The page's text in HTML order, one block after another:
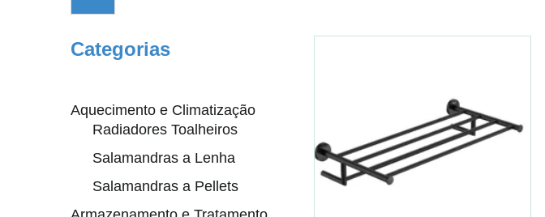
Categorias
Aquecimento e Climatização
Radiadores Toalheiros
Salamandras a Lenha
Salamandras a Pellets